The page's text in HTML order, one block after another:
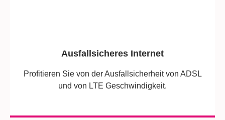
Ausfallsicheres Internet
Profitieren Sie von der Ausfallsicherheit von ADSL
und von LTE Geschwindigkeit.